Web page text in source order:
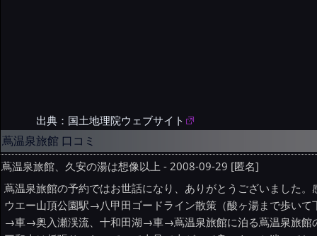
出典：国土地理院ウェブサイト
蔦温泉旅館 口コミ
蔦温泉旅館、久安の湯は想像以上 - 2008-09-29 [匿名]
蔦温泉旅館の予約ではお世話になり、ありがとうございました
ウエー山頂公園駅→八甲田ゴードライン散策（酸ヶ湯まで歩い
→車→奥入瀬渓流、十和田湖→車→蔦温泉旅館に泊る蔦温泉旅館